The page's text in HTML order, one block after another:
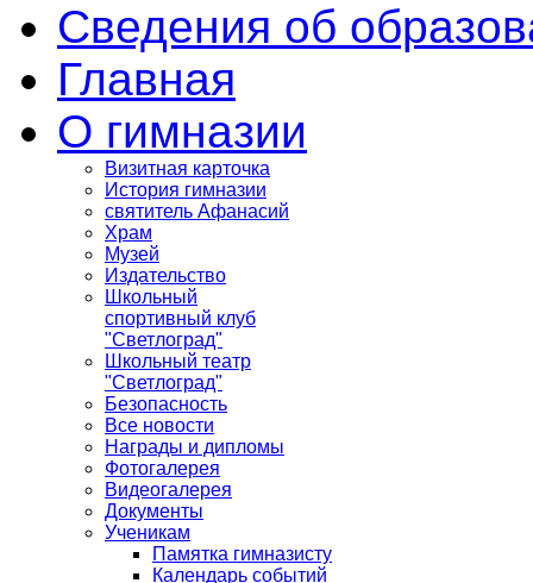
Сведения об
Главная
О гимназии
Визитная карточка
История гимназии
святитель Афанасий
Храм
Музей
Издательство
Школьный
спортивный клуб
"Светлоград"
Школьный театр
"Светлоград"
Безопасность
Все новости
Награды и дипломы
Фотогалерея
Видеогалерея
Документы
Ученикам
Памятка гимназисту
Календарь событий